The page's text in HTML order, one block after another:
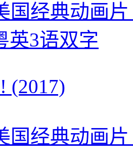
国经典动画
英3语双字
(2017)
国经典动画